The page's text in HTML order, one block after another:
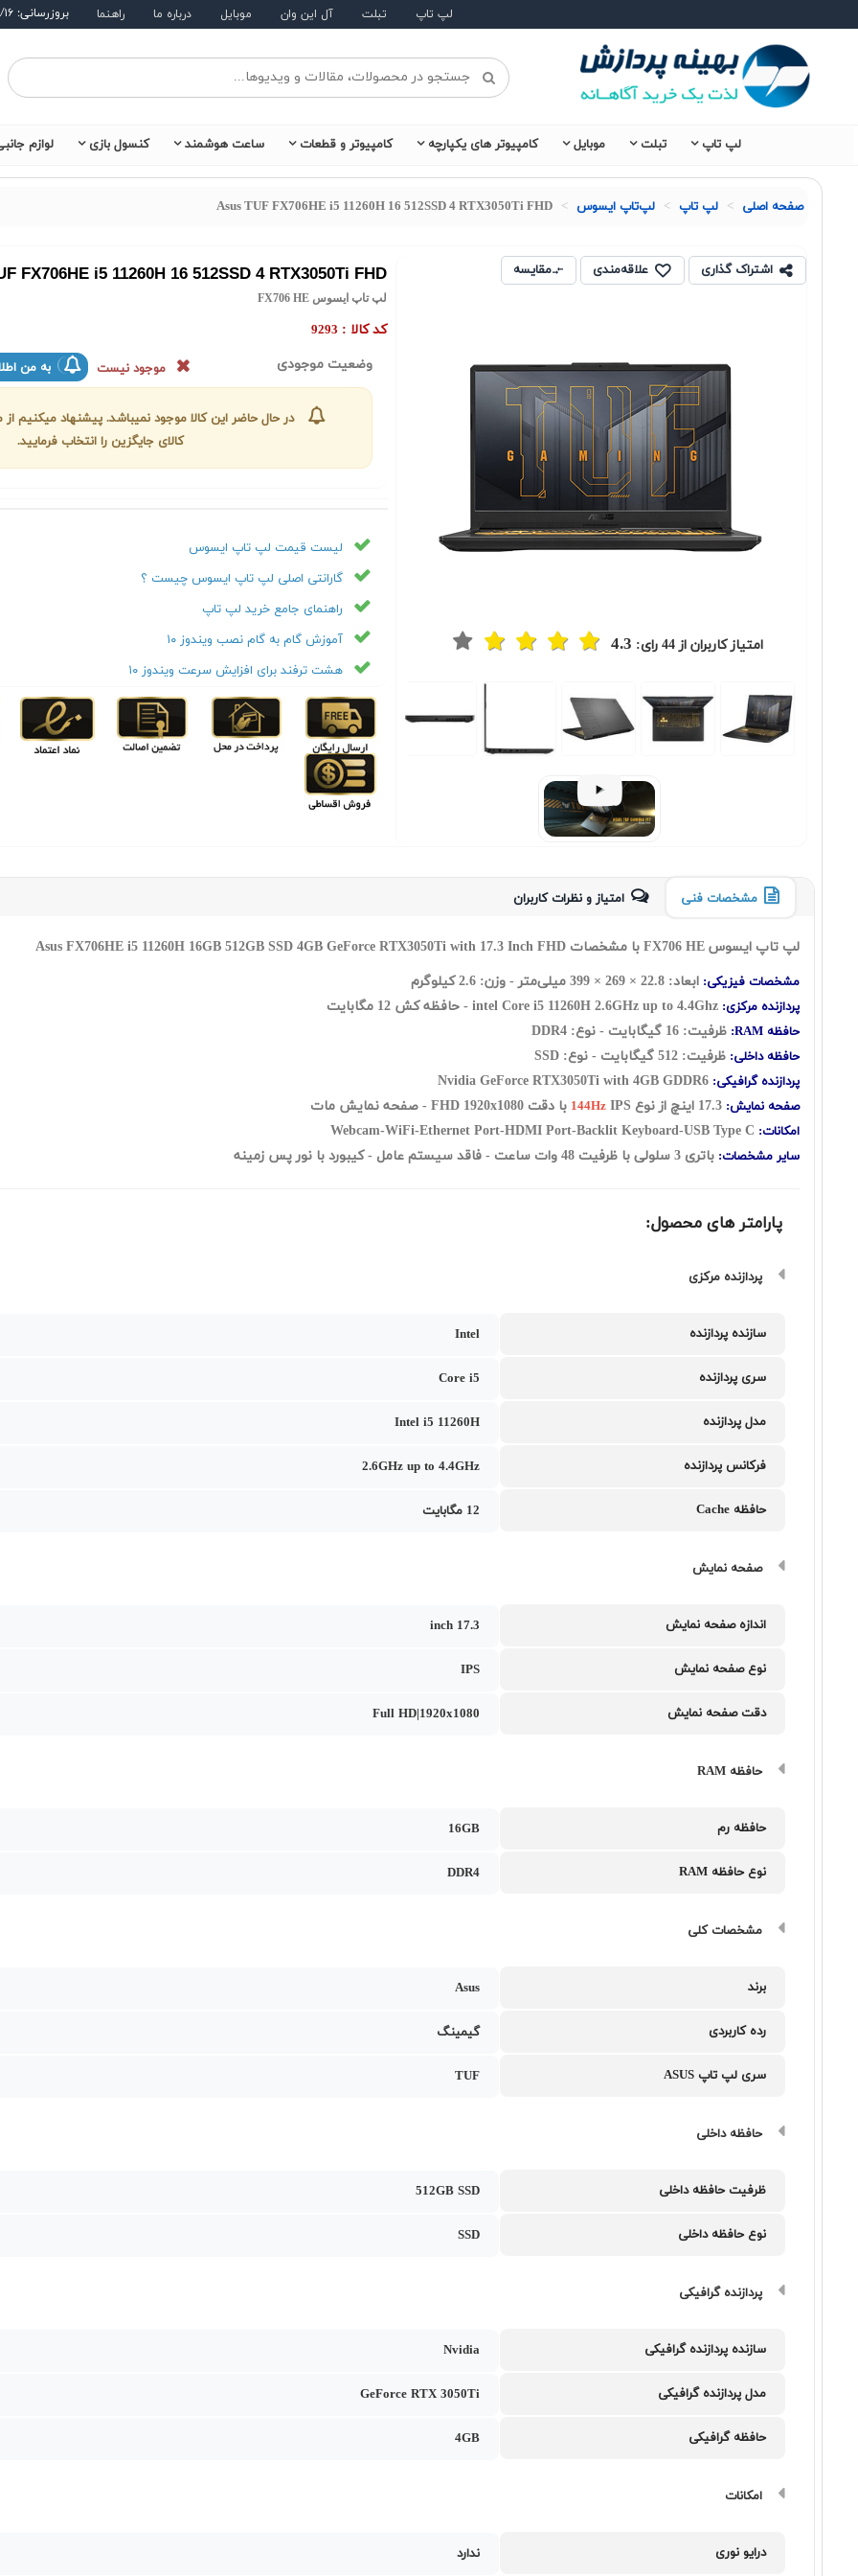
لپ تاپ تبلت آل این وان موبایل درباره ما راهنما بروزرسانی: ۱۴۰۵/۵/۱۶
لپ تاپ تبلت موبایل کامپیوتر های یکپارچه کامپیوتر و قطعات ساعت هوشمند کنسول بازی لوازم
صفحه اصلی لپ تاپ لپ‌تاپ ایسوس Asus TUF FX706HE i5 11260H 16 512SSD 4 RTX3050Ti FHD
اشتراک گذاری علاقه‌مندی مقایسه
امتیاز کاربران از44رای: 4.3
Previous
Next
FX706HE i5 11260H 16 512SSD 4 RTX3050Ti FHD
لپ تاپ ایسوس FX706 HE
کد کالا : 9293
وضعیت موجودی موجود نیست به من
در حال حاضر این کالا موجود نمیباشد. پیشنهاد میکنیم
کالای جایگزین را انتخاب فرمایید.
لیست قیمت لپ تاپ ایسوس
گارانتی اصلی لپ تاپ ایسوس چیست ؟
راهنمای جامع خرید لپ تاپ
آموزش گام به گام نصب ویندوز ۱۰
هشت ترفند برای افزایش سرعت ویندوز ۱۰
مشخصات فنی امتیاز و نظرات کاربران
لپ تاپ ایسوس FX706 HE با مشخصات Asus FX706HE i5 11260H 16GB 512GB SSD 4GB GeForce RTX3050Ti with 17.3 Inch FHD
مشخصات فیزیکی: ابعاد: 22.8 × 269
×
399میلی‌متر - وزن: 2.6 کیلوگرم
پردازنده مرکزی: intel Core i5 11260H 2.6GHz up to 4.4Ghz - حافظه کش 12 مگابایت
حافظه RAM: ظرفیت: 16 گيگابايت - نوع: DDR4
حافظه داخلی: ظرفیت: 512 گیگابایت - نوع: SSD
پردازنده گرافیکی:
صفحه نمایش: 144Hz IPS با دقت FHD 1920x1080 - صفحه نمایش مات
امکانات:
سایر مشخصات: باتری 3 سلولی با ظرفیت 48 وات ساعت - فاقد سیستم عامل - کیبورد با نور پس زمینه
پارامتر های محصول:
پردازنده مرکزی
سازنده پردازنده Intel
سری پردازنده Core i5
مدل پردازنده Intel i5 11260H
فرکانس پردازنده 2.6GHz up to 4.4GHz
حافظه Cache 12 مگابایت
صفحه نمایش
اندازه صفحه نمایش 17.3 inch
نوع صفحه نمایش IPS
دقت صفحه نمایش Full HD|1920x1080
حافظه RAM
حافظه رم 16GB
نوع حافظه RAM DDR4
مشخصات کلی
برند Asus
رده کاربردی گیمینگ
سری لپ تاپ ASUS TUF
حافظه داخلی
ظرفیت حافظه داخلی 512GB SSD
نوع حافظه داخلی SSD
پردازنده گرافیکی
سازنده پردازنده گرافیکی Nvidia
مدل پردازنده گرافیکی GeForce RTX 3050Ti
حافظه گرافیکی 4GB
امکانات
درایو نوری ندارد